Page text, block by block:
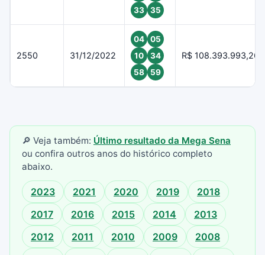
33
35
2550 31/12/2022
04
05
10
34
58
59
R$ 108.393.993,26
🔎 Veja também: Último resultado da Mega Sena
ou confira outros anos do histórico completo
abaixo.
2023 2021 2020 2019
2018
2017
2016 2015 2014
2013
2012
2011 2010 2009
2008